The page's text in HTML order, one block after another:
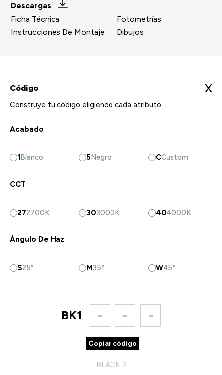
Descargas
Ficha Técnica
Instrucciones De Montaje
Fotometrías
Dibujos
Código X
Construye tu código eligiendo cada atributo
Acabado
1Blanco 5Negro CCustom
CCT
272700K 303000K 404000K
Ángulo De Haz
S25° M35° W45°
BK1 - - -
Copiar código
BLACK 2